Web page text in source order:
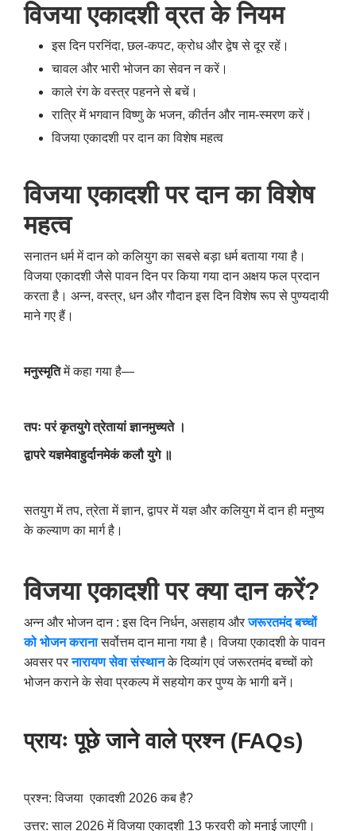
विजया एकादशी व्रत के नियम
इस दिन परनिंदा,छल-कपट,क्रोध और द्वेष से दूर रहें।
चावल और भारी भोजन का सेवन न करें।
काले रंग के वस्त्र पहनने से बचें।
रात्रि में भगवान विष्णु के भजन,कीर्तन और नाम-स्मरण करें।
विजया एकादशी पर दान का विशेष महत्व
विजया एकादशी पर दान का विशेष
महत्व
सनातन धर्म में दान को कलियुग का सबसे बड़ा धर्म बताया गया है।
विजया एकादशी जैसे पावन दिन पर किया गया दान अक्षय फल प्रदान
करता है। अन्न,वस्त्र, धन और गौदान इस दिन विशेष रूप से पुण्यदायी
माने गए हैं।
मनुस्मृतिमें कहा गया है—
तपः परं कृतयुगे त्रेतायां ज्ञानमुच्यते ।
द्वापरे यज्ञमेवाहुर्दानमेकं कलौ युगे ॥
सतयुग में तप,त्रेता में ज्ञान,द्वापर में यज्ञ और कलियुग में दान ही मनुष्य
के कल्याण का मार्ग है।
विजया एकादशी पर क्या दान करें?
अन्न और भोजन दान : इस दिन निर्धन, असहाय औरजरूरतमंद बच्चों
को भोजन करानासर्वोत्तम दान माना गया है। विजया एकादशी के पावन
अवसर परनारायण सेवा संस्थानके दिव्यांग एवं जरूरतमंद बच्चों को
भोजन कराने के सेवा प्रकल्प में सहयोग कर पुण्य के भागी बनें।
प्रायः पूछे जाने वाले प्रश्न (FAQs)
प्रश्न: विजया एकादशी 2026 कब है?
उत्तर: साल 2026 में विजया एकादशी 13 फरवरी को मनाई जाएगी।